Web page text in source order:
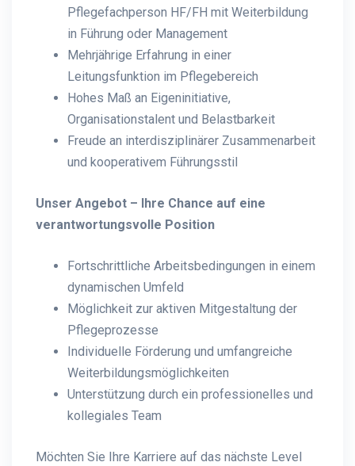
Pflegefachperson HF/FH mit Weiterbildung
in Führung oder Management
Mehrjährige Erfahrung in einer
Leitungsfunktion im Pflegebereich
Hohes Maß an Eigeninitiative,
Organisationstalent und Belastbarkeit
Freude an interdisziplinärer Zusammenarbeit
und kooperativem Führungsstil
Unser Angebot – Ihre Chance auf eine
verantwortungsvolle Position
Fortschrittliche Arbeitsbedingungen in einem
dynamischen Umfeld
Möglichkeit zur aktiven Mitgestaltung der
Pflegeprozesse
Individuelle Förderung und umfangreiche
Weiterbildungsmöglichkeiten
Unterstützung durch ein professionelles und
kollegiales Team
Möchten Sie Ihre Karriere auf das nächste Level